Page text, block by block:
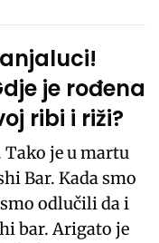
je rođena
ribi i riži?
Tako je u martu
Bar. Kada smo
odlučili da i
bar. Arigato je